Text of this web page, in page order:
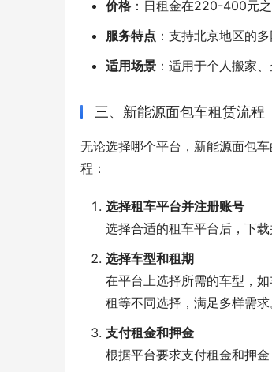
价格 ：日租金在220-400元
服务特点 ：支持北京地区的
适用场景 ：适用于个人搬家
三、新能源面包车租赁流程
无论选择哪个平台，新能源面包
程：
选择租车平台并注册账号
选择合适的租车平台后，下
选择车型和租期
在平台上选择所需的车型，
租等不同选择，满足多样需求
支付租金和押金
根据平台要求支付租金和押